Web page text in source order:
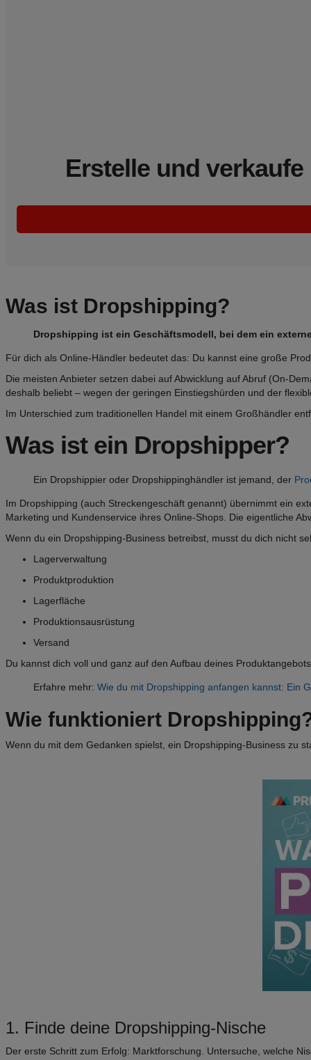
Erstelle und
Was ist Dropshipping?
Dropshipping ist ein Geschäftsmodell, bei dem ein
Für dich als Online-Händler bedeutet das: Du kannst eine große
Die meisten Anbieter setzen dabei auf Abwicklung auf Abruf (On-
deshalb beliebt – wegen der geringen Einstiegshürden und der
Im Unterschied zum traditionellen Handel mit einem Großhändler
Was ist ein Dropshipper?
Ein Dropshippier oder Dropshippinghändler ist jemand, der
Im Dropshipping (auch Streckengeschäft genannt) übernimmt ein
Marketing und Kundenservice ihres Online-Shops. Die eigentliche
Wenn du ein Dropshipping-Business betreibst, musst du dich nicht
Lagerverwaltung
Produktproduktion
Lagerfläche
Produktionsausrüstung
Versand
Du kannst dich voll und ganz auf den Aufbau deines
Erfahre mehr: Wie du mit Dropshipping anfangen kannst: Ein
Wie funktioniert
Wenn du mit dem Gedanken spielst, ein Dropshipping-Business zu
1. Finde deine Dropshipping-Nische
Der erste Schritt zum Erfolg: Marktforschung. Untersuche, welche